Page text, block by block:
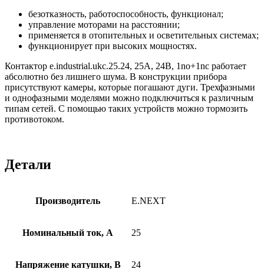
безотказность, работоспособность, функционал;
управление моторами на расстоянии;
применяется в отопительных и осветительных системах;
функционирует при высоких мощностях.
Контактор e.industrial.ukc.25.24, 25A, 24В, 1no+1nc работает
абсолютно без лишнего шума. В конструкции прибора
присутствуют камеры, которые погашают дуги. Трехфазными
и однофазными моделями можно подключиться к различным
типам сетей. С помощью таких устройств можно тормозить
противотоком.
Детали
Производитель E.NEXT
Номинальный ток, А 25
Напряжение катушки, В 24